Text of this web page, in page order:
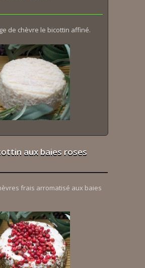
de chèvre le bicottin affiné.
aux baies roses
frais arromatisé aux baies